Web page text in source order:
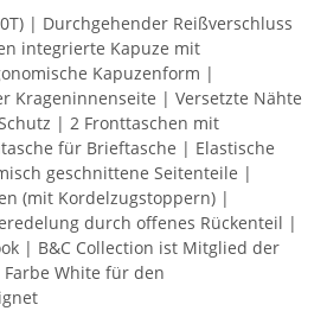
| Durchgehender Reißverschluss
integrierte Kapuze mit
Kapuzenform |
Krageninnenseite | Versetzte Nähte
| 2 Fronttaschen mit
für Brieftasche | Elastische
geschnittene Seitenteile |
(mit Kordelzugstoppern) |
durch offenes Rückenteil |
| B&C Collection ist Mitglied der
White für den